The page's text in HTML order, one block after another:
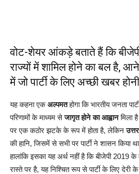
वोट-शेयर आंकड़े बताते हैं कि
राज्यों में शामिल होने का बल है,
में जो पार्टी के लिए अच्छी खबर
यह कहना एकअल्पमतहोगा कि भारतीय जनता
परिणामों के माध्यम सेजागृत होने का आह्वानमिला
पर एक कठोर झटके के रूप में होता है, लेकिन
की हानि, जिसमें से सभी पर पार्टी ने शासन किया
हालांकि इसका यह अर्थ नहीं है कि बीजेपी 2019
रास्ते पर है, यह निश्चित रूप से पार्टी के लिए देरी